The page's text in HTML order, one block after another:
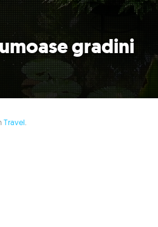
gradini
Travel